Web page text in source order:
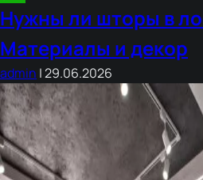
лофт
WhatsApp
Нужны ли шторы в
Материалы и декор
admin |29.06.2026